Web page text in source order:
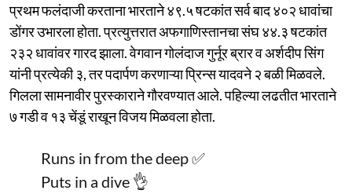
प्रथम फलंदाजी करताना भारताने ४९.५ षटकांत सर्व बाद ४०२ धावांचा
डोंगर उभारला होता. प्रत्युत्तरात अफगाणिस्तानचा संघ ४४.३ षटकांत
२३२ धावांवर गारद झाला. वेगवान गोलंदाज गुर्नूर ब्रार व अर्शदीप सिंग
यांनी प्रत्येकी ३, तर पदार्पण करणाऱ्या प्रिन्स यादवने २ बळी मिळवले.
गिलला सामनावीर पुरस्काराने गौरवण्यात आले. पहिल्या लढतीत भारताने
७ गडी व १३ चेंडूं राखून विजय मिळवला होता.
Runs in from the deep ✅
Puts in a dive 👌